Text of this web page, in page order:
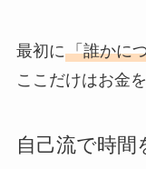
最初に「誰かに
ここだけはお金
自己流で時